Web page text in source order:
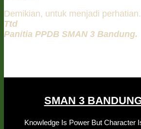
Demikian, untuk menjadi perhatian.
Ttd
Panitia PPDB SMAN 3 Bandung.
SMAN 3
Knowledge Is Power But Character